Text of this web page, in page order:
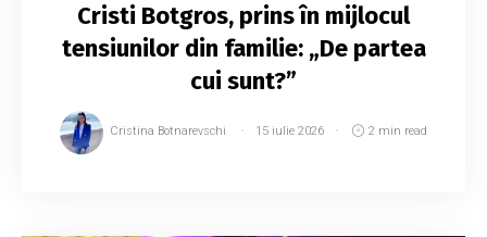
Cristi Botgros, prins în mijlocul
tensiunilor din familie: „De partea
cui sunt?”
Cristina Botnarevschi 15 iulie 2026 2 min read